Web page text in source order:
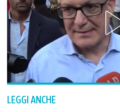
LEGGI ANCHE